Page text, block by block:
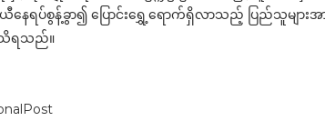
ပ်စွန့်ခွာ၍ ပြောင်းရွှေ့ရောက်ရှိလာသည့် ပြည်သူများအာ
သိရသည်။